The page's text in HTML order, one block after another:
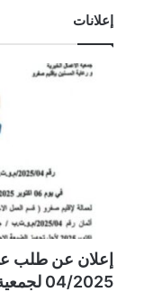
إعلانات
إعلان عن طلب
04/2025